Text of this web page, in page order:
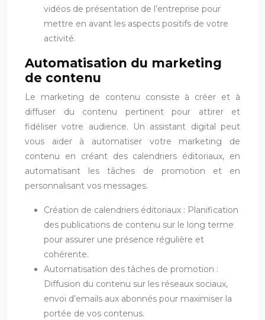
vidéos de présentation de l’entreprise pour
mettre en avant les aspects positifs de votre
activité.
Automatisation du marketing
de contenu
Le marketing de contenu consiste à créer et à
diffuser du contenu pertinent pour attirer et
fidéliser votre audience. Un assistant digital peut
vous aider à automatiser votre marketing de
contenu en créant des calendriers éditoriaux, en
automatisant les tâches de promotion et en
personnalisant vos messages.
Création de calendriers éditoriaux : Planification
des publications de contenu sur le long terme
pour assurer une présence régulière et
cohérente.
Automatisation des tâches de promotion :
Diffusion du contenu sur les réseaux sociaux,
envoi d’emails aux abonnés pour maximiser la
portée de vos contenus.